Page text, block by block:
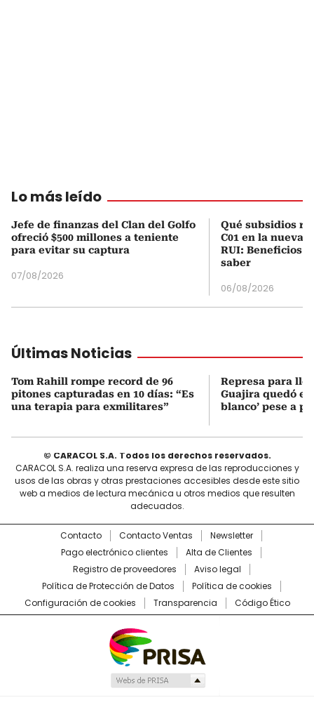
Lo más leído
Jefe de finanzas del Clan del Golfo
ofreció $500 millones a teniente
para evitar su captura
07/08/2026
Qué subsidios
C01 en la nueva
RUI: Beneficios
saber
06/08/2026
Últimas Noticias
Tom Rahill rompe record de 96
pitones capturadas en 10 días: “Es
una terapia para exmilitares”
Represa para
Guajira quedó en
blanco’ pese a
© CARACOL S.A. Todos los derechos reservados.
CARACOL S.A. realiza una reserva expresa de las reproducciones y
usos de las obras y otras prestaciones accesibles desde este sitio
web a medios de lectura mecánica u otros medios que resulten
adecuados.
Contacto Contacto Ventas
Newsletter
Pago electrónico clientes
Alta de Clientes
Registro de proveedores
Aviso legal
Política de Protección de Datos
Política de cookies
Configuración de cookies
Transparencia Código Ético